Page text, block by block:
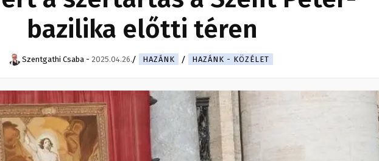
bazilika előtti téren
Szentgathi Csaba - 2025.04.26. HAZÁNK HAZÁNK - KÖZÉLET